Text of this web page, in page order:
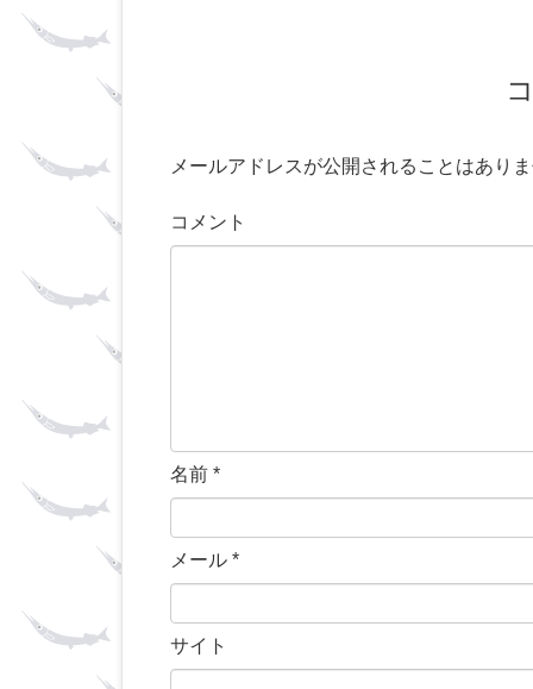
メールアドレスが公開されることはあり
コメント
名前 *
メール *
サイト